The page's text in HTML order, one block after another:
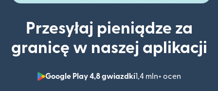
Przesyłaj pieniądze za
granicę w naszej aplikacji
Google Play 4,8 gwiazdki1,4 mln+ ocen
(otwiera